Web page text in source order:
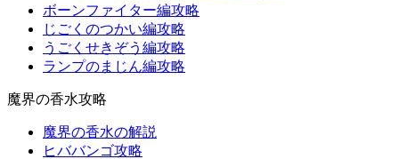
ボーンファイター編攻略
じごくのつかい編攻略
うごくせきぞう編攻略
ランプのまじん編攻略
魔界の香水攻略
魔界の香水の解説
ヒババンゴ攻略